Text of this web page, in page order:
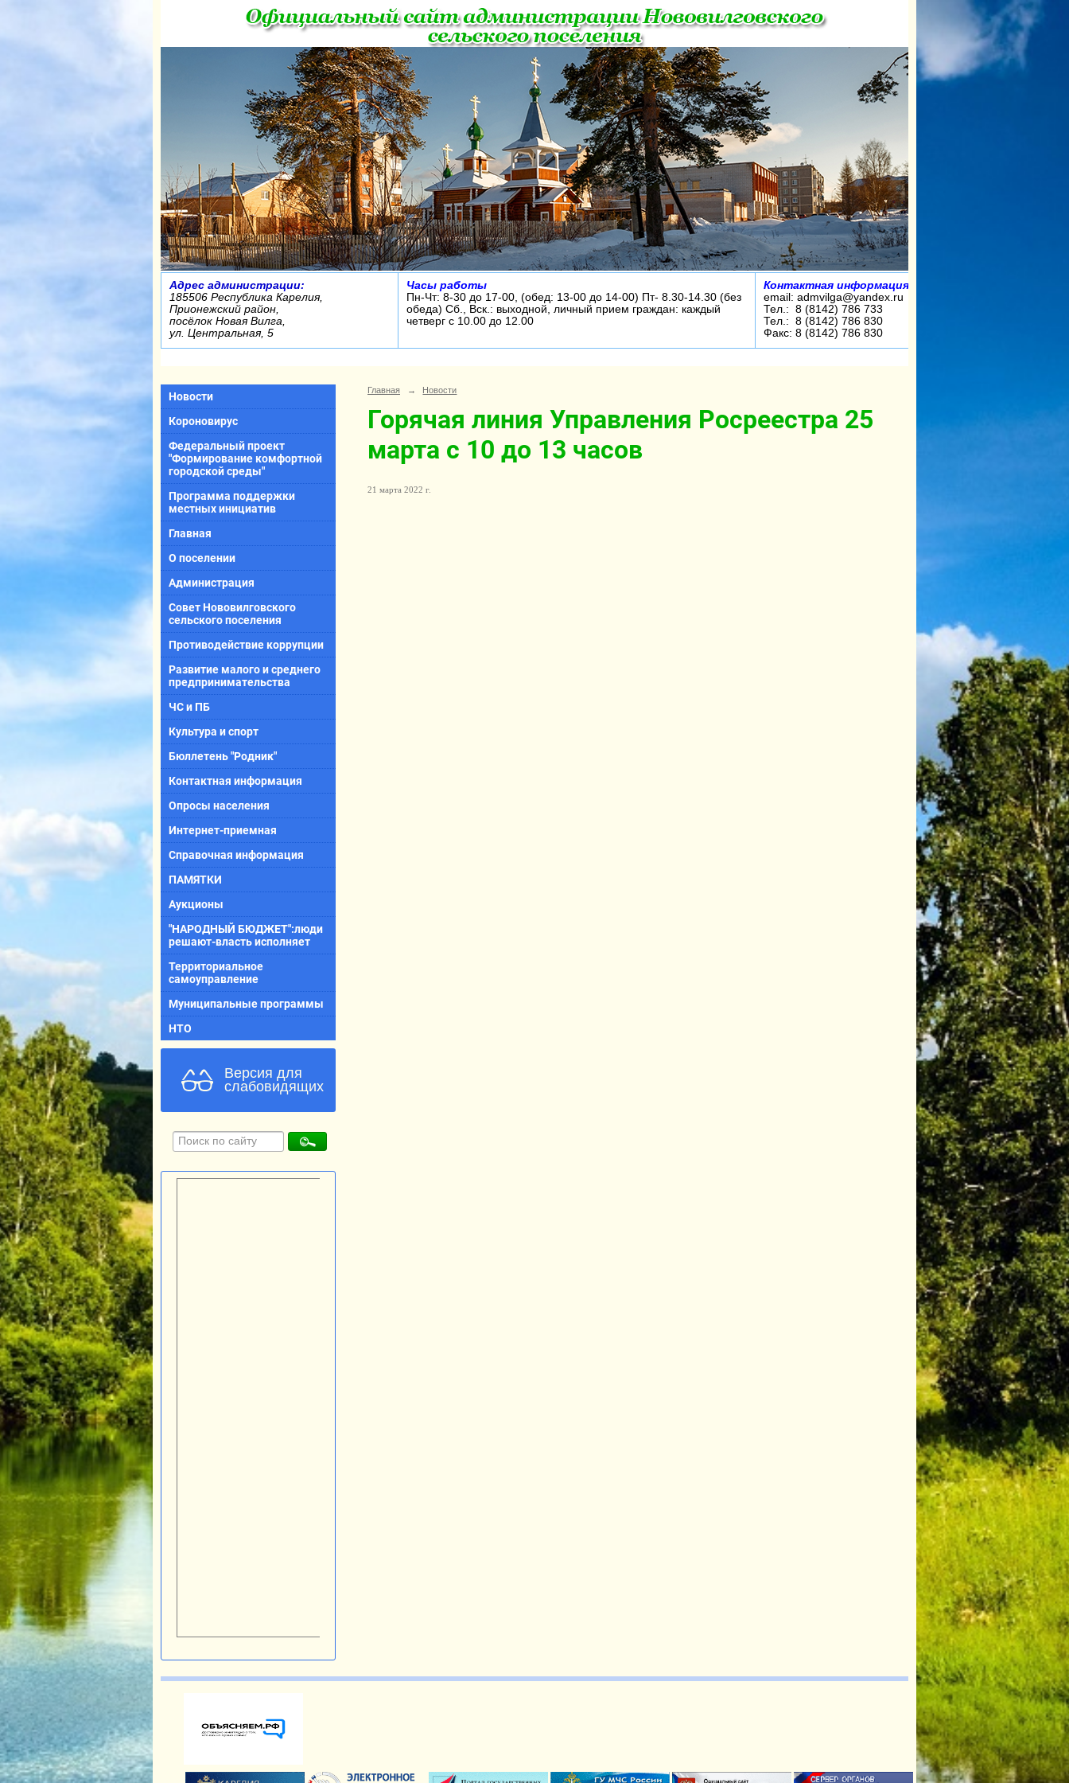
Адрес администрации:
185506 Республика Карелия,
Прионежский район,
посёлок Новая Вилга,
ул. Центральная, 5
Часы работы
Пн-Чт: 8-30 до 17-00, (обед: 13-00 до 14-00) Пт- 8.30-14.30 (без
обеда) Сб., Вск.: выходной, личный прием граждан: каждый
четверг с 10.00 до 12.00
Контактная информация:
email: admvilga@yandex.ru
Тел.: 8 (8142) 786 733
Тел.: 8 (8142) 786 830
Факс: 8 (8142) 786 830
Новости
Короновирус
Федеральный проект
"Формирование комфортной
городской среды"
Программа поддержки
местных инициатив
Главная
О поселении
Администрация
Совет Нововилговского
сельского поселения
Противодействие коррупции
Развитие малого и среднего
предпринимательства
ЧС и ПБ
Культура и спорт
Бюллетень "Родник"
Контактная информация
Опросы населения
Интернет-приемная
Справочная информация
ПАМЯТКИ
Аукционы
"НАРОДНЫЙ БЮДЖЕТ":люди
решают-власть исполняет
Территориальное
самоуправление
Муниципальные программы
НТО
Версия для
слабовидящих
Главная → Новости
Горячая линия Управления Росреестра 25
марта с 10 до 13 часов
21 марта 2022 г.